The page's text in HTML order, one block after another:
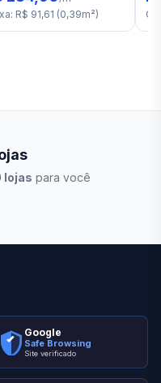
: R$ 91,61 (0,39m²)
lojas para você
Google
Safe Browsing
Site verificado